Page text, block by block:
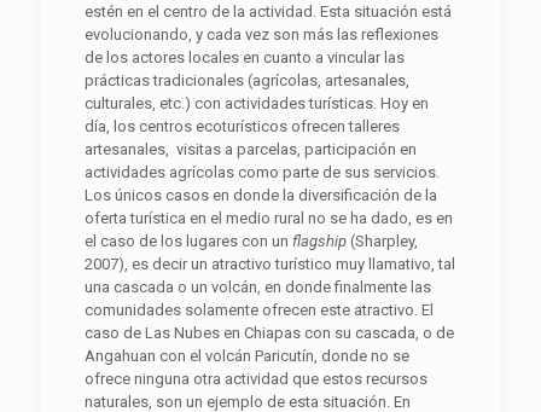
estén en el centro de la actividad. Esta situación está
evolucionando, y cada vez son más las reflexiones
de los actores locales en cuanto a vincular las
prácticas tradicionales (agrícolas, artesanales,
culturales, etc.) con actividades turísticas. Hoy en
día, los centros ecoturísticos ofrecen talleres
artesanales, visitas a parcelas, participación en
actividades agrícolas como parte de sus servicios.
Los únicos casos en donde la diversificación de la
oferta turística en el medio rural no se ha dado, es en
el caso de los lugares con un flagship (Sharpley,
2007), es decir un atractivo turístico muy llamativo, tal
una cascada o un volcán, en donde finalmente las
comunidades solamente ofrecen este atractivo. El
caso de Las Nubes en Chiapas con su cascada, o de
Angahuan con el volcán Paricutín, donde no se
ofrece ninguna otra actividad que estos recursos
naturales, son un ejemplo de esta situación. En